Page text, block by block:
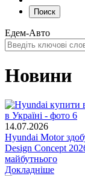
Поиск
Едем-Авто
Новини
14.07.2026
Hyundai Motor
Design Concept
майбутнього
Докладніше